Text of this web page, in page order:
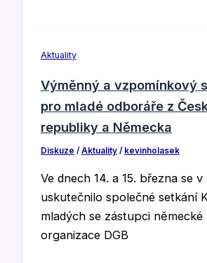
Aktuality
Výměnný a vzpomínkový
pro mladé odboráře z
republiky a Německa
Diskuze / Aktuality/ kevinholasek
Ve dnech 14. a 15. března se v
uskutečnilo společné setkání
mladých se zástupci německé
organizace DGB